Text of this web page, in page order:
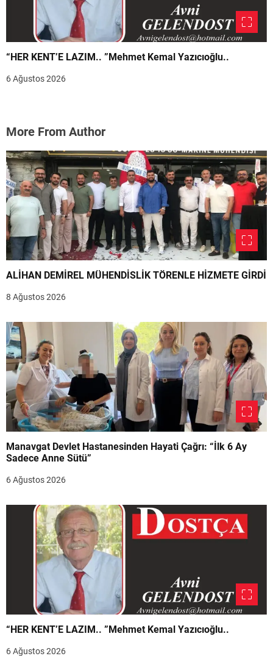
“HER KENT’E LAZIM.. ”Mehmet Kemal Yazıcıoğlu..
6 Ağustos 2026
More From Author
ALİHAN DEMİREL MÜHENDİSLİK TÖRENLE HİZMETE GİRDİ
8 Ağustos 2026
Manavgat Devlet Hastanesinden Hayati Çağrı: “İlk 6 Ay
Sadece Anne Sütü”
6 Ağustos 2026
“HER KENT’E LAZIM.. ”Mehmet Kemal Yazıcıoğlu..
6 Ağustos 2026